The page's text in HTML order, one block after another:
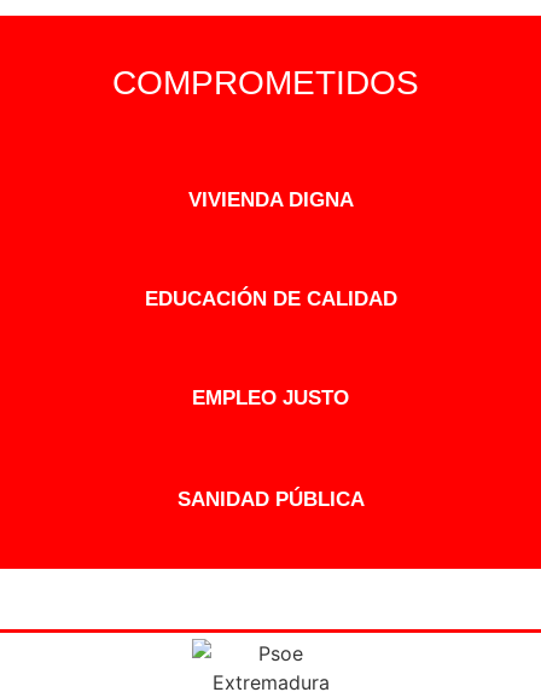
COMPROMETIDOS
VIVIENDA DIGNA
EDUCACIÓN DE CALIDAD
EMPLEO JUSTO
SANIDAD PÚBLICA